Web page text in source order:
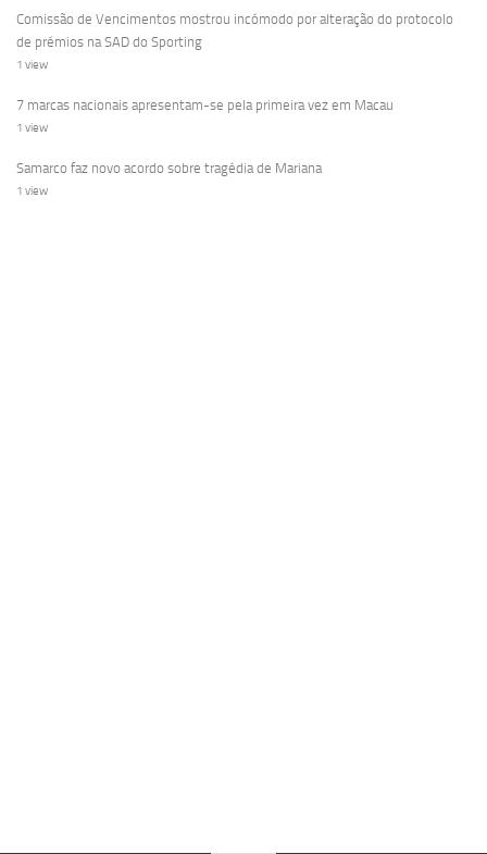
Comissão de Vencimentos mostrou incómodo por alteração do protocolo
de prémios na SAD do Sporting
1 view
7 marcas nacionais apresentam-se pela primeira vez em Macau
1 view
Samarco faz novo acordo sobre tragédia de Mariana
1 view